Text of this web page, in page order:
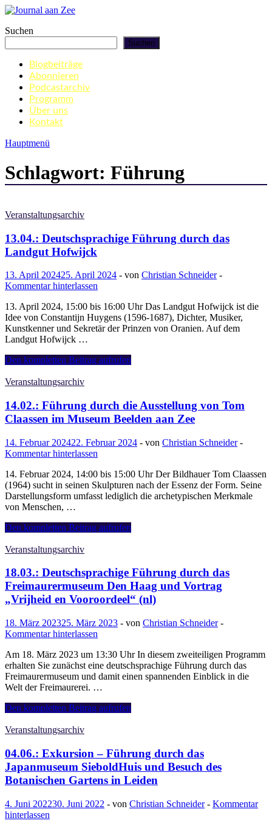
Zum
springen
Journal aan Zee
Suchen
Suchen
Blogbeiträge
Abonnieren
Podcastarchiv
Programm
Über uns
Kontakt
Hauptmenü
Schlagwort: Führung
Veranstaltungsarchiv
13.04.: Deutschsprachige Führung durch das
Landgut Hofwijck
13. April 202425. April 2024 - von Christian Schneider-
Kommentar hinterlassen
13. April 2024, 15:00 bis 16:00 Uhr Das Landgut Hofwijck ist die
Idee von Constantijn Huygens (1596-1687), Dichter, Musiker,
Kunstkenner und Sekretär der Prinzen von Oranien. Auf dem
Landgut Hofwijck …
13.04.:
Führung
das
Landgut
Hofwijck
Den kompletten Beitrag aufrufen
Veranstaltungsarchiv
14.02.: Führung durch die Ausstellung von Tom
Claassen im Museum Beelden aan Zee
14. Februar 202422. Februar 2024 - von Christian Schneider-
Kommentar hinterlassen
14. Februar 2024, 14:00 bis 15:00 Uhr Der Bildhauer Tom Claassen
(1964) sucht in seinen Skulpturen nach der Essenz der Form. Seine
Darstellungsform umfasst lediglich die archetypischen Merkmale
von Menschen, …
14.02.:
durch
Ausstellung
von
Tom
Claassen
Museum
Beelden
Zee
Den kompletten Beitrag aufrufen
Veranstaltungsarchiv
18.03.: Deutschsprachige Führung durch das
Freimaurermuseum Den Haag und Vortrag
„Vrijheid en Vooroordeel“ (nl)
18. März 202325. März 2023 - von Christian Schneider-
Kommentar hinterlassen
Am 18. März 2023 um 13:30 Uhr In diesem zweiteiligen Programm
erhalten Sie zunächst eine deutschsprachige Führung durch das
Freimaurermuseum und damit einen spannenden Einblick in die
Welt der Freimaurerei. …
18.03.:
Führung
das
Freimaurermuseum
Den
Haag
Vortrag
„Vrijheid
Den kompletten Beitrag aufrufen
Veranstaltungsarchiv
04.06.: Exkursion – Führung durch das
Japanmuseum SieboldHuis und Besuch des
Botanischen Gartens in Leiden
4. Juni 202230. Juni 2022 - von Christian Schneider- Kommentar
hinterlassen